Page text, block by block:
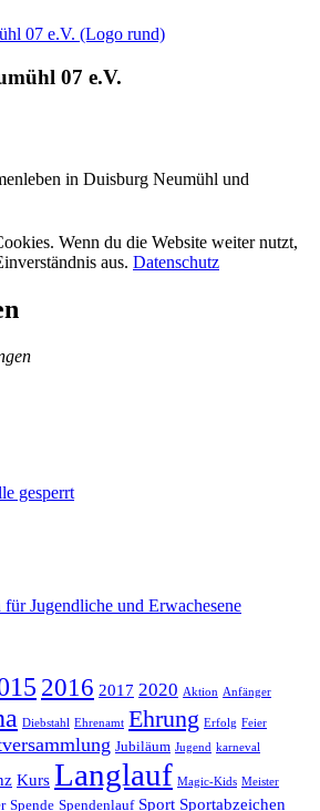
07 e.V.
Wenn du die Website weiter nutzt,
aus. Datenschutz
gesperrt
Jugendliche und Erwachesene
2016 2017 2020 Aktion Anfänger
Diebstahl Ehrenamt Ehrung Erfolg Feier
Jubiläum Jugend karneval
Kurs Langlauf Magic-Kids Meister
Spende Spendenlauf Sport Sportabzeichen